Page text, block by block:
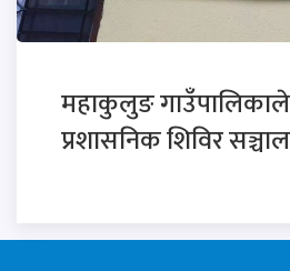
महाकुलुङ
प्रशासनिक शिविर